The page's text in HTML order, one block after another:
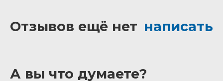
Отзывов ещё нет написать
А вы что думаете?